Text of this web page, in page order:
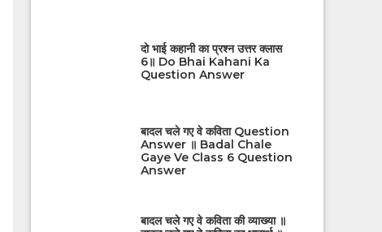
दो भाई कहानी का प्रश्न उत्तर क्लास
6॥ Do Bhai Kahani Ka
Question Answer
बादल चले गए वे कविता Question
Answer ॥ Badal Chale
Gaye Ve Class 6 Question
Answer
बादल चले गए वे कविता की व्याख्या ॥